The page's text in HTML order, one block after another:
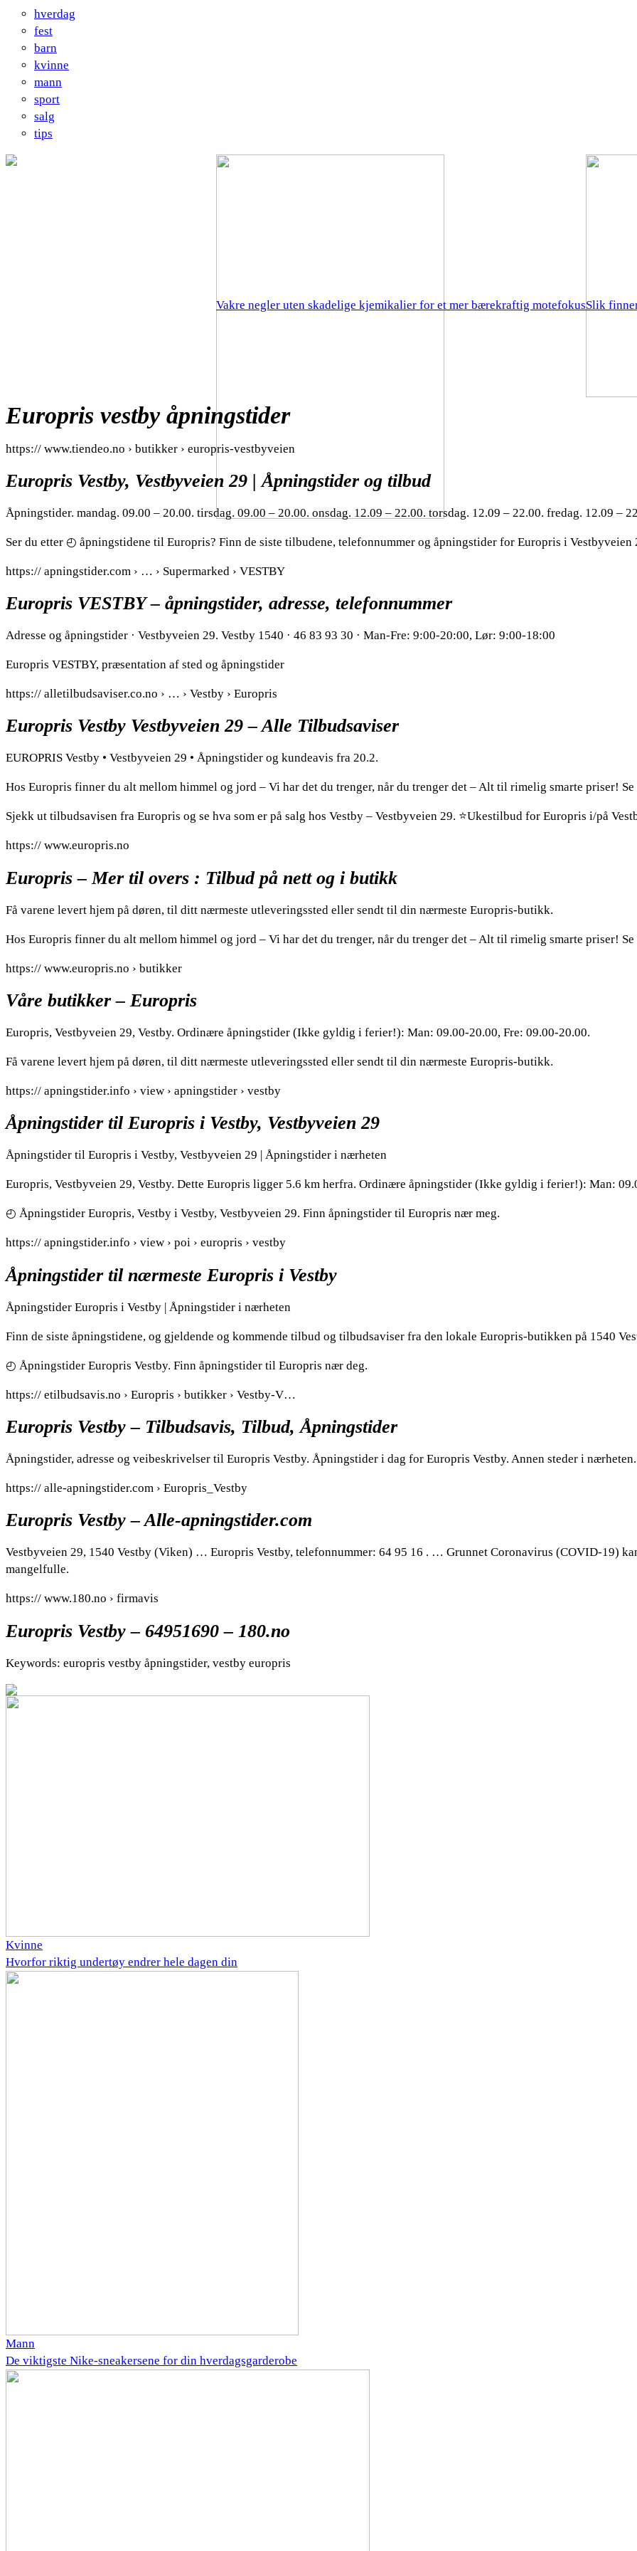
hverdag
fest
barn
kvinne
mann
sport
salg
tips
Slik
Vakre negler uten skadelige kjemikalier for et mer bærekraftig motefokus
Europris vestby åpningstider
https:// www.tiendeo.no › butikker › europris-vestbyveien
Europris Vestby, Vestbyveien 29 | Åpningstider og tilbud
Åpningstider. mandag. 09.00 – 20.00. tirsdag. 09.00 – 20.00. onsdag. 12.09 – 22.00. torsdag. 12.09 – 22.00. fredag. 12.09 –
Ser du etter ◴ åpningstidene til Europris? Finn de siste tilbudene, telefonnummer og åpningstider for Europris i Vestbyveien
https:// apningstider.com › … › Supermarked › VESTBY
Europris VESTBY – åpningstider, adresse, telefonnummer
Adresse og åpningstider · Vestbyveien 29. Vestby 1540 · 46 83 93 30 · Man-Fre: 9:00-20:00, Lør: 9:00-18:00
Europris VESTBY, præsentation af sted og åpningstider
https:// alletilbudsaviser.co.no › … › Vestby › Europris
Europris Vestby Vestbyveien 29 – Alle Tilbudsaviser
EUROPRIS Vestby • Vestbyveien 29 • Åpningstider og kundeavis fra 20.2.
Hos Europris finner du alt mellom himmel og jord – Vi har det du trenger, når du trenger det – Alt til rimelig smarte priser!
Sjekk ut tilbudsavisen fra Europris og se hva som er på salg hos Vestby – Vestbyveien 29. ⭐Ukestilbud for Europris i/på
https:// www.europris.no
Europris – Mer til overs : Tilbud på nett og i butikk
Få varene levert hjem på døren, til ditt nærmeste utleveringssted eller sendt til din nærmeste Europris-butikk.
Hos Europris finner du alt mellom himmel og jord – Vi har det du trenger, når du trenger det – Alt til rimelig smarte priser!
https:// www.europris.no › butikker
Våre butikker – Europris
Europris, Vestbyveien 29, Vestby. Ordinære åpningstider (Ikke gyldig i ferier!): Man: 09.00-20.00, Fre: 09.00-20.00.
Få varene levert hjem på døren, til ditt nærmeste utleveringssted eller sendt til din nærmeste Europris-butikk.
https:// apningstider.info › view › apningstider › vestby
Åpningstider til Europris i Vestby, Vestbyveien 29
Åpningstider til Europris i Vestby, Vestbyveien 29 | Åpningstider i nærheten
Europris, Vestbyveien 29, Vestby. Dette Europris ligger 5.6 km herfra. Ordinære åpningstider (Ikke gyldig i ferier!): Man:
◴ Åpningstider Europris, Vestby i Vestby, Vestbyveien 29. Finn åpningstider til Europris nær meg.
https:// apningstider.info › view › poi › europris › vestby
Åpningstider til nærmeste Europris i Vestby
Åpningstider Europris i Vestby | Åpningstider i nærheten
Finn de siste åpningstidene, og gjeldende og kommende tilbud og tilbudsaviser fra den lokale Europris-butikken på 1540
◴ Åpningstider Europris Vestby. Finn åpningstider til Europris nær deg.
https:// etilbudsavis.no › Europris › butikker › Vestby-V…
Europris Vestby – Tilbudsavis, Tilbud, Åpningstider
Åpningstider, adresse og veibeskrivelser til Europris Vestby. Åpningstider i dag for Europris Vestby. Annen steder i
https:// alle-apningstider.com › Europris_Vestby
Europris Vestby – Alle-apningstider.com
Vestbyveien 29, 1540 Vestby (Viken) … Europris Vestby, telefonnummer: 64 95 16 . … Grunnet Coronavirus (COVID-19)
mangelfulle.
https:// www.180.no › firmavis
Europris Vestby – 64951690 – 180.no
Keywords: europris vestby åpningstider, vestby europris
Kvinne
Hvorfor riktig undertøy endrer hele dagen din
Mann
De viktigste Nike-sneakersene for din hverdagsgarderobe